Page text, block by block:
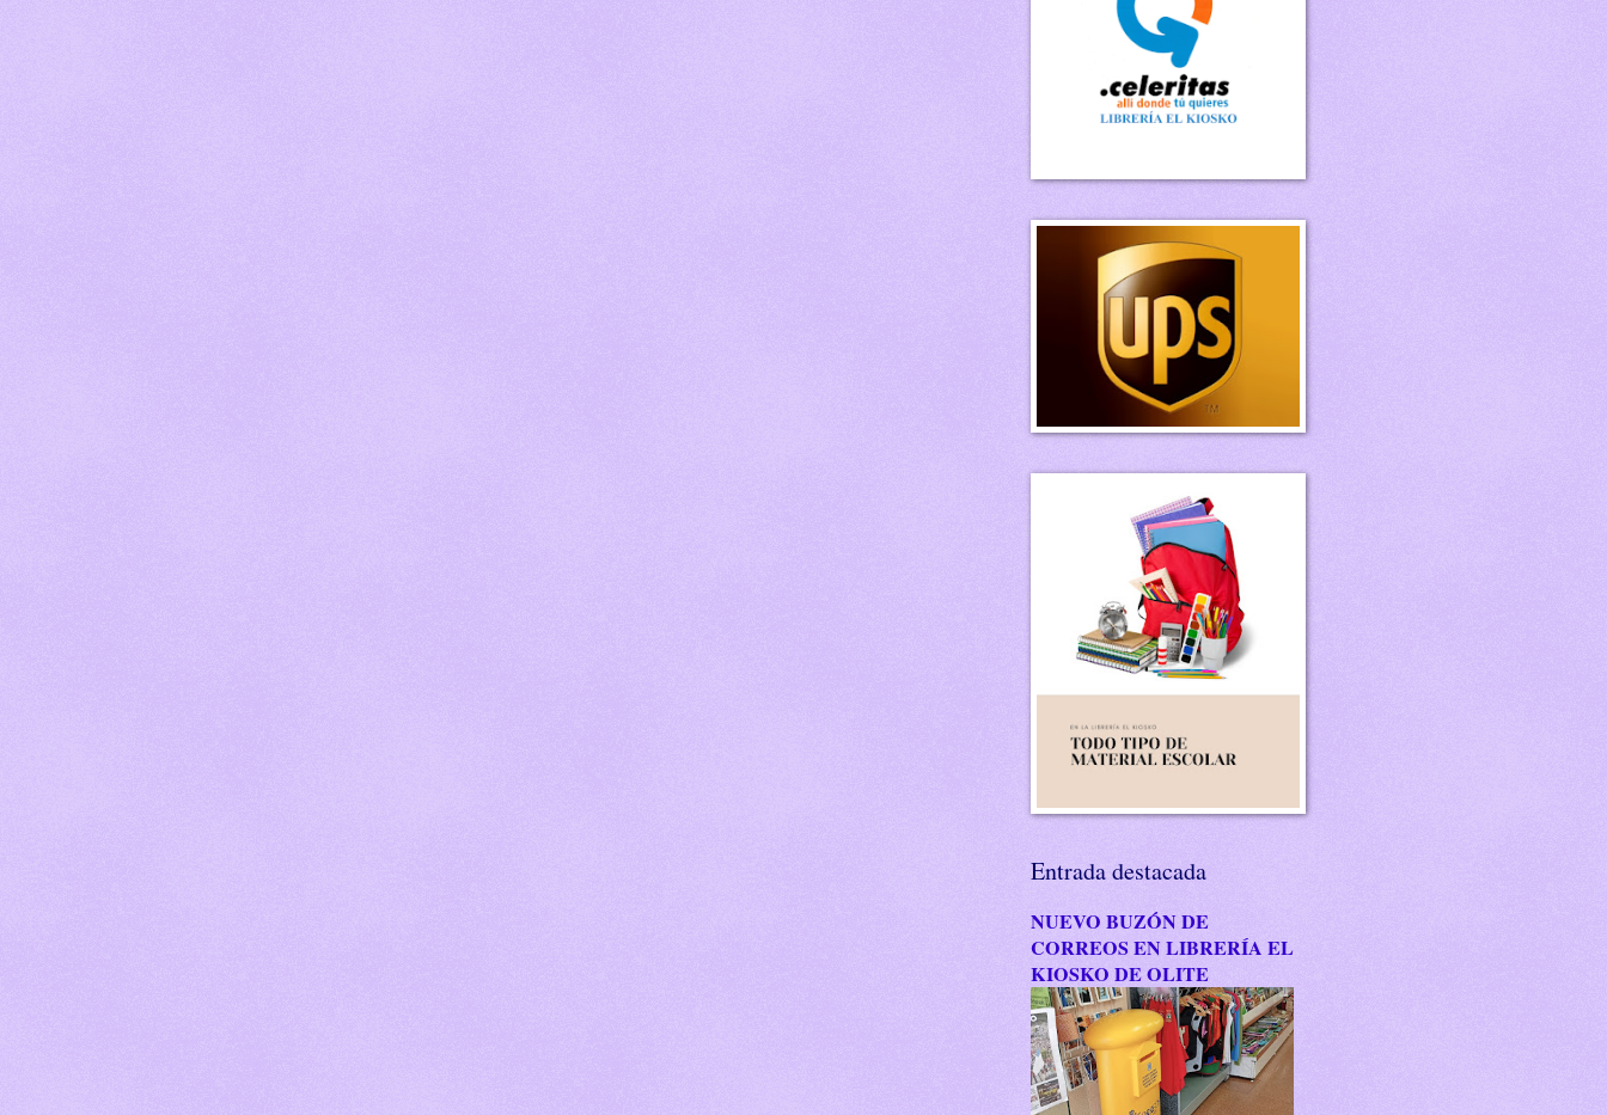
Entrada destacada
NUEVO BUZÓN DE
CORREOS EN LIBRERÍA EL
KIOSKO DE OLITE